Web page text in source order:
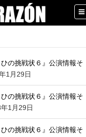
の挑戦状６』公演情報そ
1月29日
の挑戦状６』公演情報そ
1月29日
の挑戦状６』公演情報そ